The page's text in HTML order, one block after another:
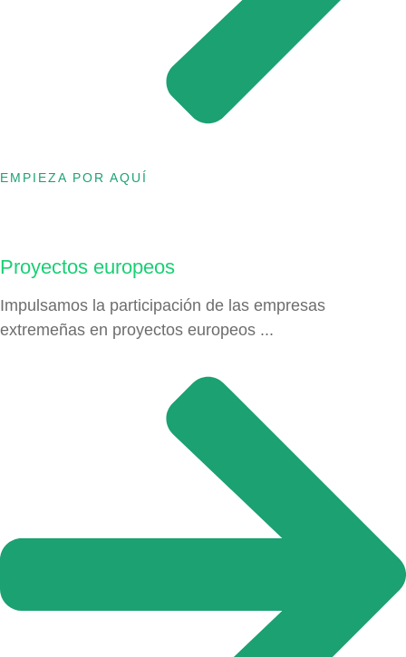
EMPIEZA POR AQUÍ
Proyectos europeos
Impulsamos la participación de las empresas
extremeñas en proyectos europeos ...